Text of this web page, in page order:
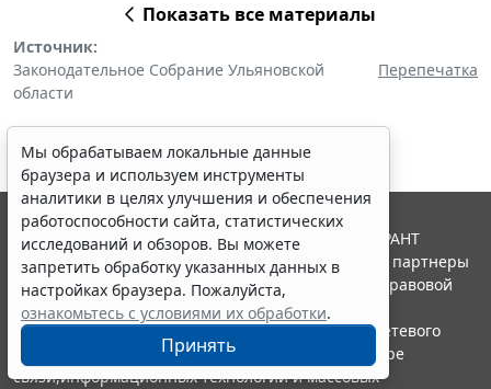
Показать все материалы
Источник:
Законодательное Собрание Ульяновской
области
Перепечатка
Мы обрабатываем локальные данные
браузера и используем инструменты
аналитики в целях улучшения и обеспечения
работоспособности сайта, статистических
исследований и обзоров. Вы можете
запретить обработку указанных данных в
настройках браузера. Пожалуйста,
ознакомьтесь с условиями их обработки.
Принять
© ООО "НПП "ГАРАНТ-СЕРВИС", 2026. Система ГАРАНТ
выпускается с 1990 года. Компания "Гарант" и ее партнеры
являются участниками Российской ассоциации правовой
информации ГАРАНТ.
Портал ГАРАНТ.РУ зарегистрирован в качестве сетевого
издания Федеральной службой по надзору в сфере
связи,информационных технологий и массовых